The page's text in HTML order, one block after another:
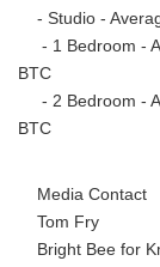
- Studio -
- 1 Bedroom -
BTC
- 2 Bedroom -
BTC
Media Contact
Tom Fry
Bright Bee for